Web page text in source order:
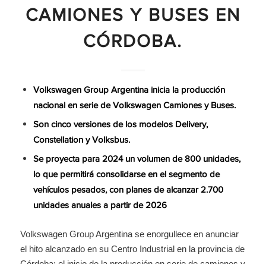
CAMIONES Y BUSES EN
CÓRDOBA.
Volkswagen Group Argentina inicia la producción
nacional en serie de Volkswagen Camiones y Buses.
Son cinco versiones de los modelos Delivery,
Constellation y Volksbus.
Se proyecta para 2024 un volumen de 800 unidades,
lo que permitirá consolidarse en el segmento de
vehículos pesados, con planes de alcanzar 2.700
unidades anuales a partir de 2026
Volkswagen Group Argentina se enorgullece en anunciar
el hito alcanzado en su Centro Industrial en la provincia de